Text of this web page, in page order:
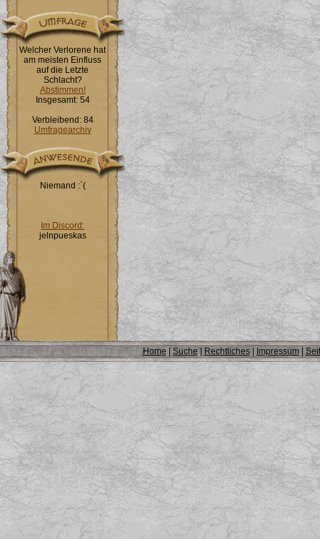
Welcher Verlorene hat
am meisten Einfluss
auf die Letzte
Schlacht?
Abstimmen!
Insgesamt: 54
Verbleibend: 84
Umfragearchiv
Niemand :`(
Im Discord:
jelnpueskas
Home| Suche | Rechtliches| Impressum|